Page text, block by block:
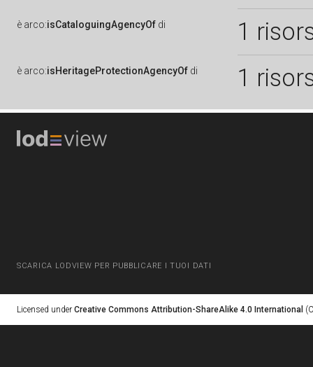
è arco:isCataloguingAgencyOf di 1
è arco:isHeritageProtectionAgencyOf di 1
SCARICA LODVIEW PER PUBBLICARE I TUOI DATI
Licensed under Creative Commons Attribution-ShareAlike 4.0 International